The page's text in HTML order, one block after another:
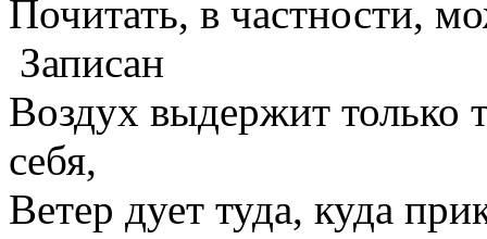
Почитать, в частности,
Записан
Воздух выдержит только
себя,
Ветер дует туда, куда